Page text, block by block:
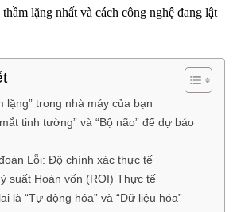
lặng nhất và cách công nghệ đang lật
lặng” trong nhà máy của bạn
tinh tường” và “Bộ não” để dự báo
Lỗi: Độ chính xác thực tế
suất Hoàn vốn (ROI) Thực tế
là “Tự động hóa” và “Dữ liệu hóa”